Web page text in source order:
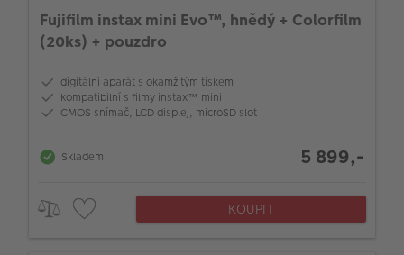
Fujifilm instax mini Evo™, hnědý + Colorfilm
(20ks) + pouzdro
digitální aparát s okamžitým tiskem
kompatibilní s filmy instax™ mini
CMOS snímač, LCD displej, microSD slot
Skladem 5 899,-
KOUPIT